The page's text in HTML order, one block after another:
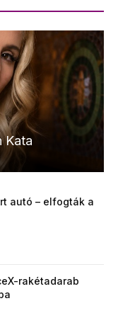
Kata
autó – elfogták a
rakétadarab